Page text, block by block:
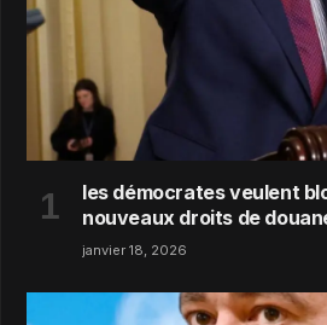
les démocrates veulent
nouveaux droits de
janvier 18, 2026